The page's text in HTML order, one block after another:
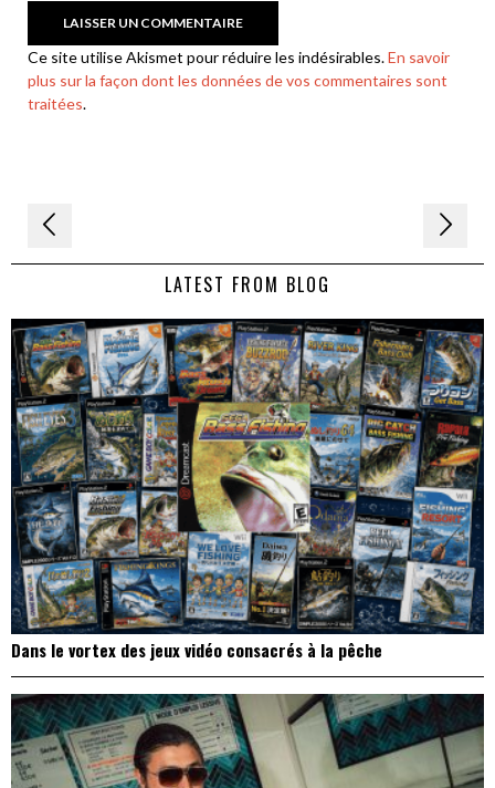
Ce site utilise Akismet pour réduire les indésirables.En savoir
plus sur la façon dont les données de vos commentaires sont
traitées.
Navigation
de LATEST FROM BLOG
Dans le vortex des jeux vidéo consacrés à la pêche